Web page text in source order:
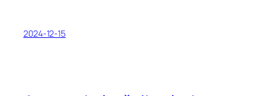
2024-12-15